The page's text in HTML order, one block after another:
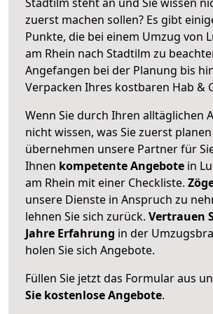
zuerst machen sollen? Es gibt
Punkte, die bei einem Umzug von
am Rhein nach Stadtilm zu
Angefangen bei der Planung bis
Verpacken Ihres kostbaren Hab &
Wenn Sie durch Ihren alltäglichen
nicht wissen, was Sie zuerst
übernehmen unsere Partner für
Ihnen kompetente Angebote in
am Rhein mit einer Checkliste.
unsere Dienste in Anspruch zu
lehnen Sie sich zurück. Vertrauen
Jahre Erfahrung in der
holen Sie sich Angebote.
Füllen Sie jetzt das Formular aus
Sie kostenlose Angebote.